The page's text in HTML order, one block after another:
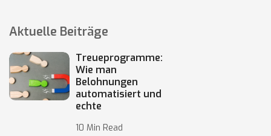
Aktuelle Beiträge
Treueprogramme:
Wie man
Belohnungen
automatisiert und
echte
10 Min Read